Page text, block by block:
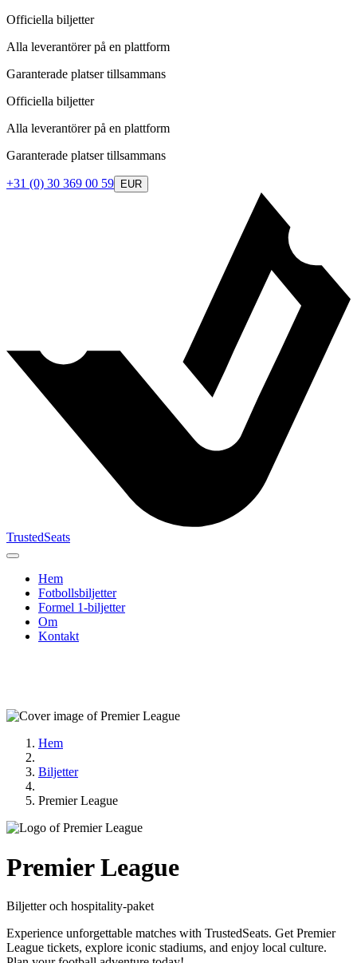
Officiella biljetter
Alla leverantörer på en plattform
Garanterade platser tillsammans
Officiella biljetter
Alla leverantörer på en plattform
Garanterade platser tillsammans
+31 (0) 30 369 00 59 EUR
TrustedSeats
Hem
Fotbollsbiljetter
Formel 1‑biljetter
Om
Kontakt
Hem
Biljetter
Premier League
Premier League
Biljetter och hospitality‑paket
Experience unforgettable matches with TrustedSeats. Get Premier
League tickets, explore iconic stadiums, and enjoy local culture.